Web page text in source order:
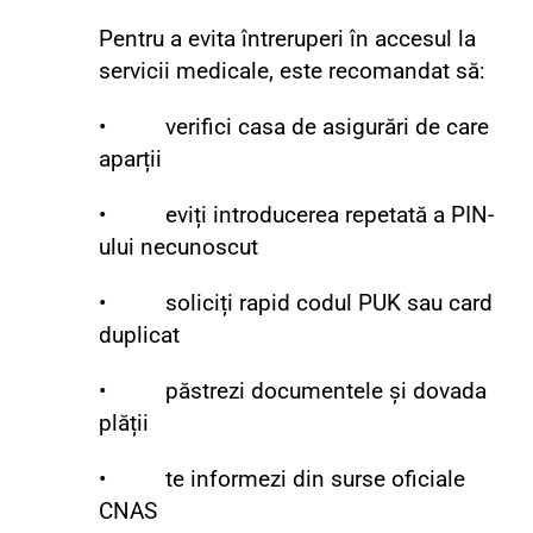
Pentru a evita întreruperi în accesul la
servicii medicale, este recomandat să:
• verifici casa de asigurări de care
aparții
• eviți introducerea repetată a PIN-
ului necunoscut
• soliciți rapid codul PUK sau card
duplicat
• păstrezi documentele și dovada
plății
• te informezi din surse oficiale
CNAS